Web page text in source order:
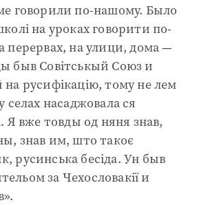
говорили по-нашому. Было
на уроках говорити по-
перервах, на улици, дома —
быв Совітськый Союз и
русифікацію, тому не лем
насаджовала ся
Я вже товды од няня знав,
знав им, што такоє
русинська бесіда. Ун быв
за Чехословакії и